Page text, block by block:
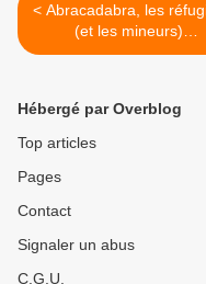
< Abracadabra, les réfugiés
(et les mineurs)
disparaissent. Calais
Hébergé par Overblog
Top articles
Pages
Contact
Signaler un abus
C.G.U.